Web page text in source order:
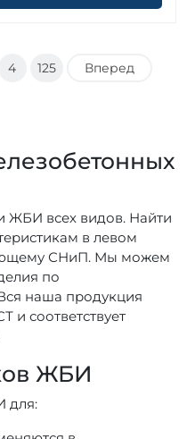
4 125 Вперед
ЖБИ всех видов. Найти
в левом
СНиП. Мы можем
по
наша продукция
и соответствует
ЖБИ
для: